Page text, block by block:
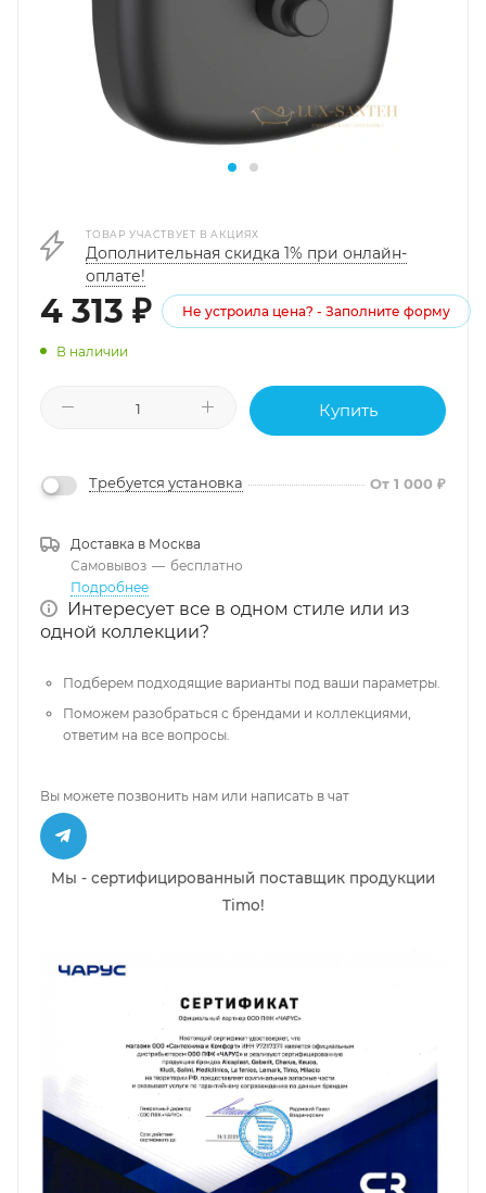
ТОВАР УЧАСТВУЕТ В АКЦИЯХ
Дополнительная скидка 1% при онлайн-
оплате!
4 313 ₽ Не устроила цена? - Заполните форму
В наличии
Купить
Требуется установка От 1 000 ₽
Доставка в Москва
Самовывоз — бесплатно
Подробнее
Интересует все в одном стиле или из
одной коллекции?
Подберем подходящие варианты под ваши параметры.
Поможем разобраться с брендами и коллекциями,
ответим на все вопросы.
Вы можете позвонить нам или написать в чат
Мы - сертифицированный поставщик продукции
Timo!